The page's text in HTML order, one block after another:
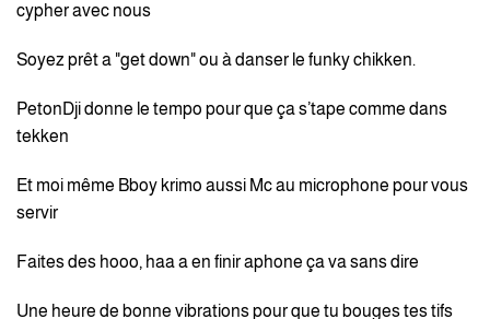
cypher avec nous
Soyez prêt a "get down" ou à danser le funky chikken.
PetonDji donne le tempo pour que ça s’tape comme dans
tekken
Et moi même Bboy krimo aussi Mc au microphone pour vous
servir
Faites des hooo, haa a en finir aphone ça va sans dire
Une heure de bonne vibrations pour que tu bouges tes tifs